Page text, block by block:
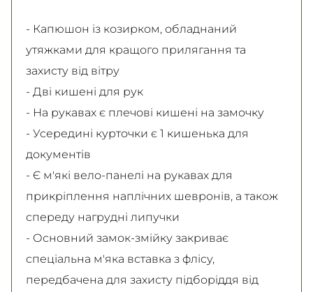
- Капюшон із козирком, обладнаний
утяжками для кращого прилягання та
захисту від вітру
- Дві кишені для рук
- На рукавах є плечові кишені на замочку
- Усередині курточки є 1 кишенька для
документів
- Є м'які вело-панелі на рукавах для
прикріплення наплічних шевронів, а також
спереду нагрудні липучки
- Основний замок-змійку закриває
спеціальна м'яка вставка з флісу,
передбачена для захисту підборіддя від